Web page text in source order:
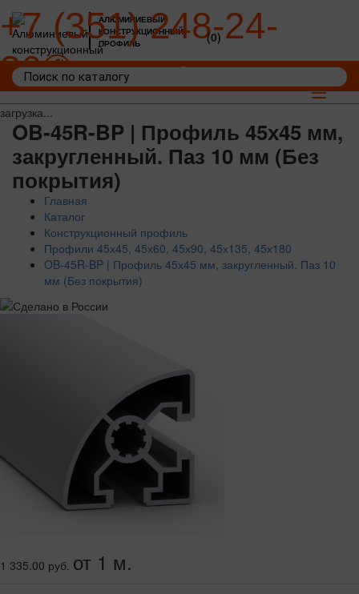
загрузка...
АЛЮМИНИЕВЫЙ
КОНСТРУКЦИОННЫЙ
ПРОФИЛЬ
+7 (351) 248-24-
36
(0)
Toggle
OB-45R-BP | Профиль 45х45 мм,
закругленный. Паз 10 мм (Без
покрытия)
Главная
Каталог
Конструкционный профиль
Профили 45х45, 45х60, 45х90, 45х135, 45х180
OB-45R-BP | Профиль 45х45 мм, закругленный. Паз 10
мм (Без покрытия)
1 335.00 руб. от 1 м.